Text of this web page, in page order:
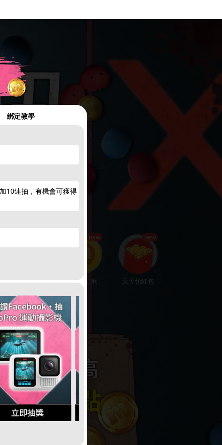
楓幣回饋
new
賺200紅利
new
天天領紅包
綁定教學
10連抽，有機會可獲得